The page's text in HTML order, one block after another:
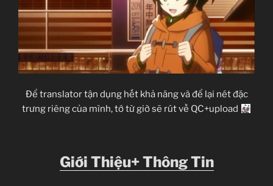
Để translator tận dụng hết khả năng và để lại nét đặc
trưng riêng của mình, tớ từ giờ sẽ rút về QC+upload
Giới Thiệu+ Thông Tin